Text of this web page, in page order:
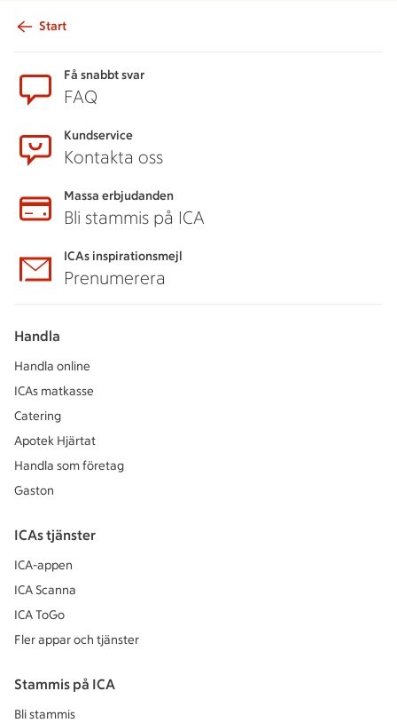
Start
Få snabbt svar
FAQ
Kundservice
Kontakta oss
Massa erbjudanden
Bli stammis på ICA
ICAs inspirationsmejl
Prenumerera
Handla
Handla online
ICAs matkasse
Catering
Apotek Hjärtat
Handla som företag
Gaston
ICAs tjänster
ICA-appen
ICA Scanna
ICA ToGo
Fler appar och tjänster
Stammis på ICA
Bli stammis